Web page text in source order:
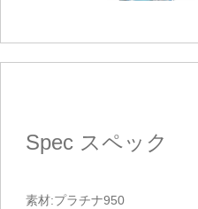
Spec スペック
素材:プラチナ950